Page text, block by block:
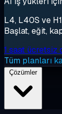
L4, L40S ve
Başlat, eğit,
1 saat ücretsiz
Tüm planları
Çözümler